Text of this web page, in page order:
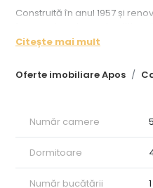
Oferte imobiliare Apos
Construită în anul 1957 și
locuirii permanente. Casa are
dormitoare, bucătărie, baie
aproximativ 678 mp, iar
Locuința beneficiază de apă
septică, centrală termică pe
încăperile, energie electrică,
Citește mai mult
Număr camere 5
Dormitoare
Număr bucătării 1